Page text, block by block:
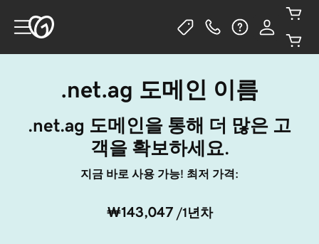
.net.ag 도메인 이름
.net.ag 도메인을 통해 더 많은 고
객을 확보하세요.
지금 바로 사용 가능! 최저 가격:
₩143,047 /1년차